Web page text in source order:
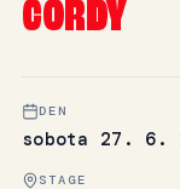
CORDY
DEN
sobota 27. 6.
STAGE